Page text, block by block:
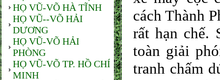
HỌ VŨ-VÕ HÀ TĨNH
HỌ VŨ--VÕ HẢI
DƯƠNG
HỌ VŨ-VÕ HẢI
PHÒNG
HỌ VŨ-VÕ TP. HỒ CHÍ
MINH
cách Thành
rất hạn chế.
toàn giải
tranh chấm